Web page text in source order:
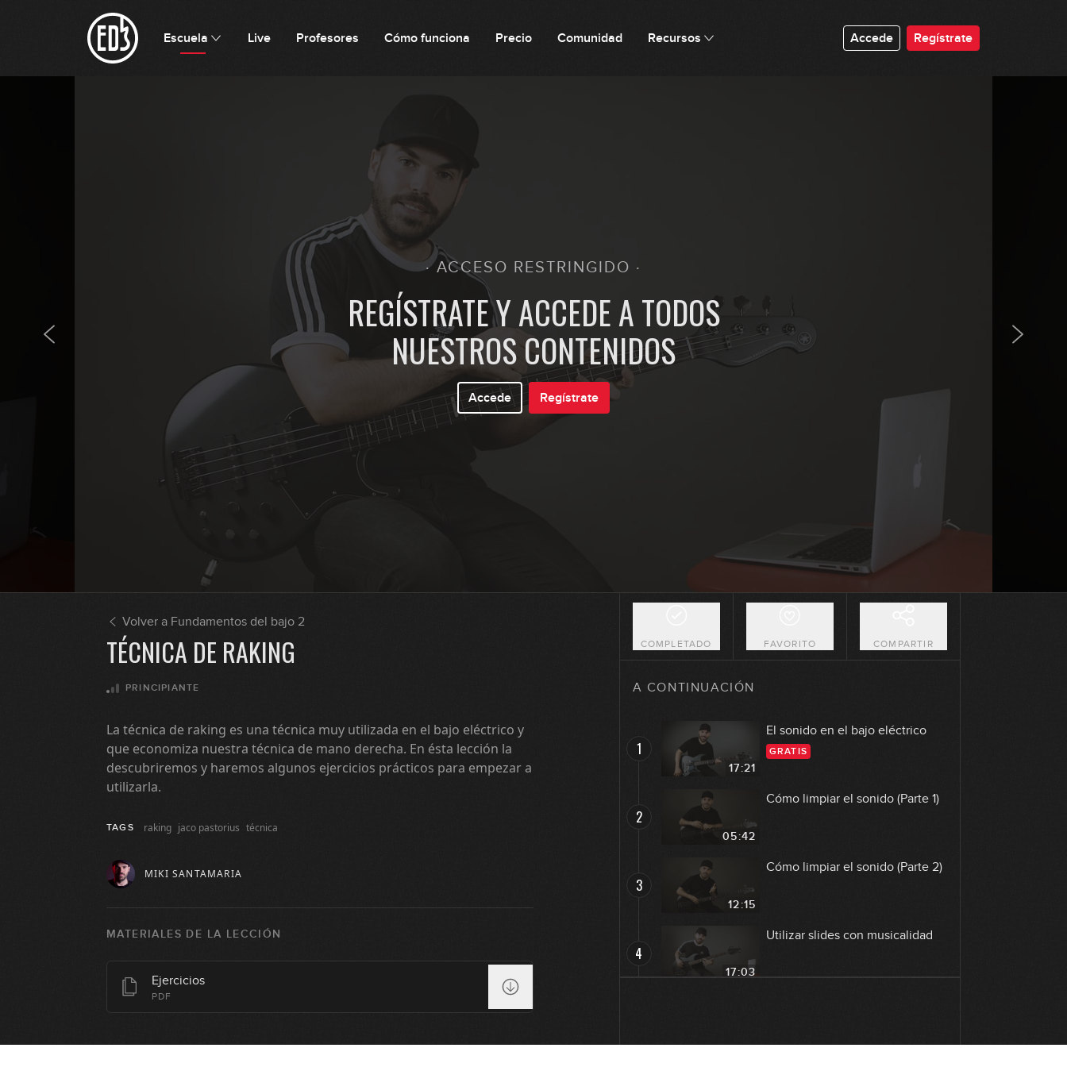
Escuela Live Profesores Cómo funciona Precio Comunidad Recursos Accede Regístrate
· ACCESO RESTRINGIDO ·
REGÍSTRATE Y ACCEDE A TODOS
NUESTROS CONTENIDOS
Accede Regístrate
Volver a Fundamentos del bajo 2
TÉCNICA DE RAKING
PRINCIPIANTE
La técnica de raking es una técnica muy utilizada en el bajo eléctrico y
que economiza nuestra técnica de mano derecha. En ésta lección la
descubriremos y haremos algunos ejercicios prácticos para empezar a
utilizarla.
TAGS raking jaco pastorius técnica
MIKI SANTAMARIA
MATERIALES DE LA LECCIÓN
Ejercicios
PDF
COMPLETADO FAVORITO COMPARTIR
A CONTINUACIÓN
1
17:21
El sonido en el bajo eléctrico
GRATIS
2
05:42
Cómo limpiar el sonido (Parte 1)
3
12:15
Cómo limpiar el sonido (Parte 2)
4
17:03
Utilizar slides con musicalidad